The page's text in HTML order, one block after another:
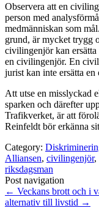
Observera att en
person med
medmänniskan som
grund, är mycket trygg
civilingenjör kan ersätta
en civilingenjör. En
jurist kan inte ersätta
Att utse en misslyckad
sparken och därefter
Trafikverket, är att
Reinfeldt bör erkänna
Category:
Alliansen, civilingenjör,
riksdagsman
Post navigation
← Veckans brott och i
alternativ till livstid →